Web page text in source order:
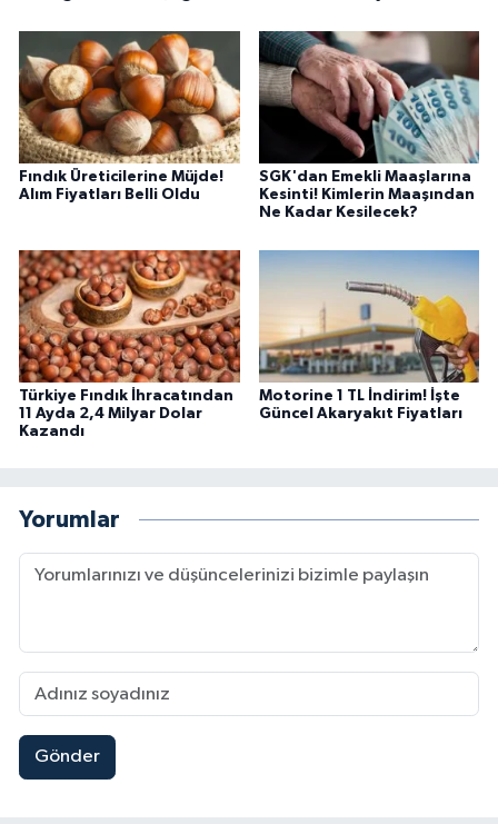
Fındık Üreticilerine Müjde!
Alım Fiyatları Belli Oldu
SGK'dan Emekli Maaşlarına
Kesinti! Kimlerin Maaşından
Ne Kadar Kesilecek?
Türkiye Fındık İhracatından
11 Ayda 2,4 Milyar Dolar
Kazandı
Motorine 1 TL İndirim! İşte
Güncel Akaryakıt Fiyatları
Yorumlar
Gönder